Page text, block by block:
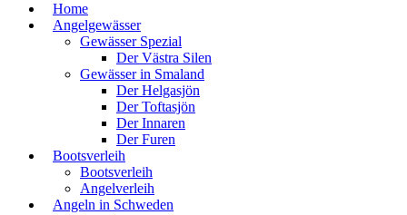
Home
Angelgewässer
Gewässer Spezial
Der Västra Silen
Gewässer in Smaland
Der Helgasjön
Der Toftasjön
Der Innaren
Der Furen
Bootsverleih
Bootsverleih
Angelverleih
Angeln in Schweden